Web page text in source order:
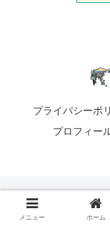
プライバシーポ
プロフィー
メニュー ホーム